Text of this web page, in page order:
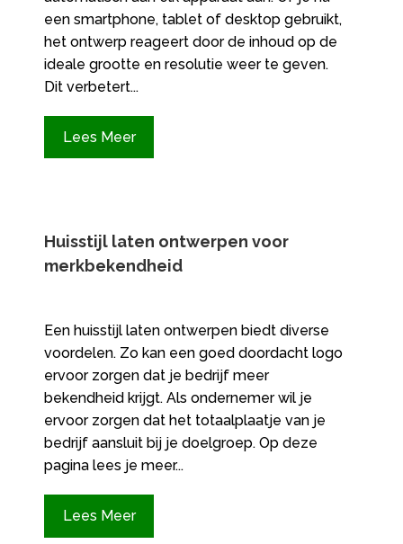
een smartphone, tablet of desktop gebruikt,
het ontwerp reageert door de inhoud op de
ideale grootte en resolutie weer te geven.
Dit verbetert...
Lees Meer
Huisstijl laten ontwerpen voor
merkbekendheid
Een huisstijl laten ontwerpen biedt diverse
voordelen. Zo kan een goed doordacht logo
ervoor zorgen dat je bedrijf meer
bekendheid krijgt. Als ondernemer wil je
ervoor zorgen dat het totaalplaatje van je
bedrijf aansluit bij je doelgroep. Op deze
pagina lees je meer...
Lees Meer